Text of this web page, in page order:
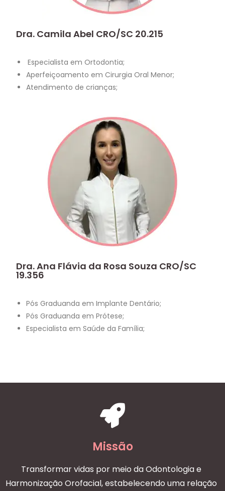
Dra. Camila Abel CRO/SC 20.215
Especialista em Ortodontia;
Aperfeiçoamento em Cirurgia Oral Menor;
Atendimento de crianças;
Dra. Ana Flávia da Rosa Souza CRO/SC
19.356
Pós Graduanda em Implante Dentário;
Pós Graduanda em Prótese;
Especialista em Saúde da Família;
Missão
Transformar vidas por meio da Odontologia e
Harmonização Orofacial, estabelecendo uma relação